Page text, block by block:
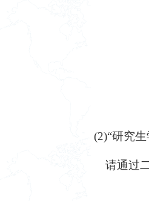
(2)“研究
请通过